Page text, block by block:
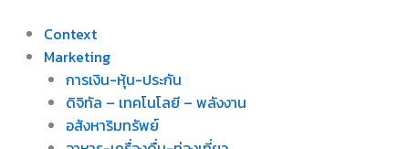
content
Context
Marketing
การเงิน-หุ้น-ประกัน
ดิจิทัล – เทคโนโลยี – พลังงาน
อสังหาริมทรัพย์